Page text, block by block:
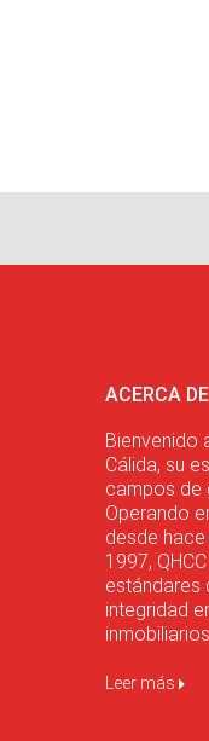
ACERCA
Bienvenido
Cálida, su
campos de
Operando
desde
1997,
estándares
integridad
Leer más